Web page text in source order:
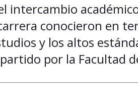
intercambio
conocieron en
y los altos
por la Facultad